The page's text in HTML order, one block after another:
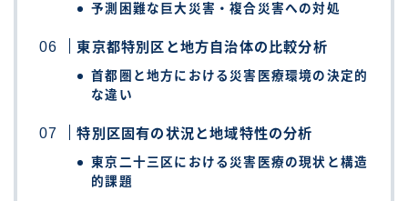
予測困難な巨大災害・複合災害への対処
東京都特別区と地方自治体の比較分析
首都圏と地方における災害医療環境の決定的
な違い
特別区固有の状況と地域特性の分析
東京二十三区における災害医療の現状と構造
的課題